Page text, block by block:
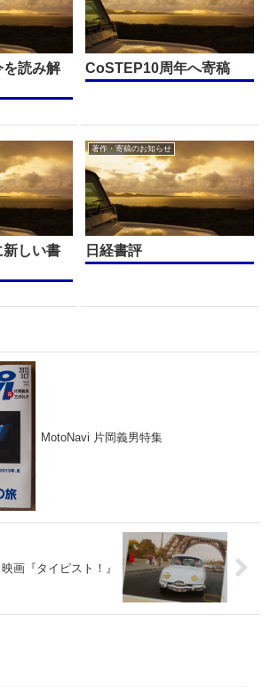
を読み解
CoSTEP10周年へ寄稿
新しい書
著作・寄稿のお知らせ
日経書評
MotoNavi 片岡義男特集
映画『タイピスト！』